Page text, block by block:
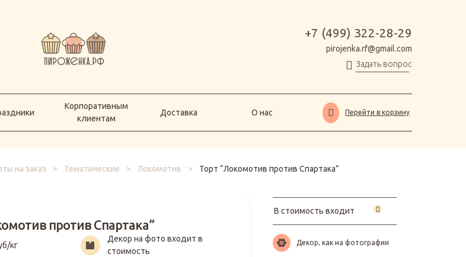
+7 (499) 322-28-29
pirojenka.rf@gmail.com
Задать вопрос
Корпоративным
клиентам
Доставка О нас Перейти в корзину
на заказ > Тематические > Локомотив > Торт “Локомотив против Спартака”
против Спартака”
кг
Декор на фото входит в
стоимость
В стоимость входит
Декор, как на фотографии